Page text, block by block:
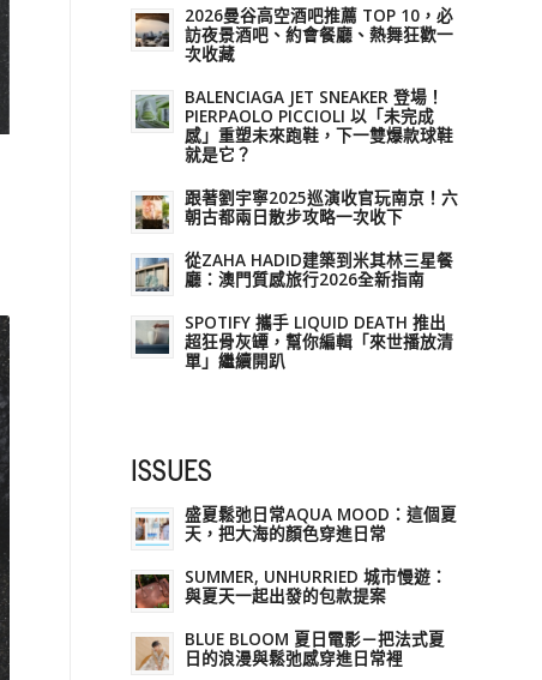
2026曼谷高空酒吧推薦 TOP 10，必
訪夜景酒吧、約會餐廳、熱舞狂歡一
次收藏
BALENCIAGA JET SNEAKER 登場！
PIERPAOLO PICCIOLI 以「未完成
感」重塑未來跑鞋，下一雙爆款球鞋
就是它？
跟著劉宇寧2025巡演收官玩南京！六
朝古都兩日散步攻略一次收下
從ZAHA HADID建築到米其林三星餐
廳：澳門質感旅行2026全新指南
SPOTIFY 攜手 LIQUID DEATH 推出
超狂骨灰罈，幫你編輯「來世播放清
單」繼續開趴
ISSUES
盛夏鬆弛日常AQUA MOOD：這個夏
天，把大海的顏色穿進日常
SUMMER, UNHURRIED 城市慢遊：
與夏天一起出發的包款提案
BLUE BLOOM 夏日電影－把法式夏
日的浪漫與鬆弛感穿進日常裡